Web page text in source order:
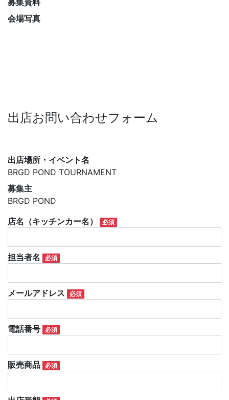
募集資料
会場写真
出店お問い合わせフォーム
出店場所・イベント名
BRGD POND TOURNAMENT
募集主
BRGD POND
店名（キッチンカー名）
必須
担当者名 必須
メールアドレス 必須
電話番号 必須
販売商品 必須